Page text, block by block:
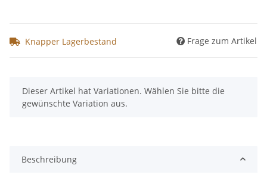
Knapper Lagerbestand Frage zum Artikel
x
Dieser Artikel hat Variationen. Wählen Sie bitte die
gewünschte Variation aus.
Beschreibung